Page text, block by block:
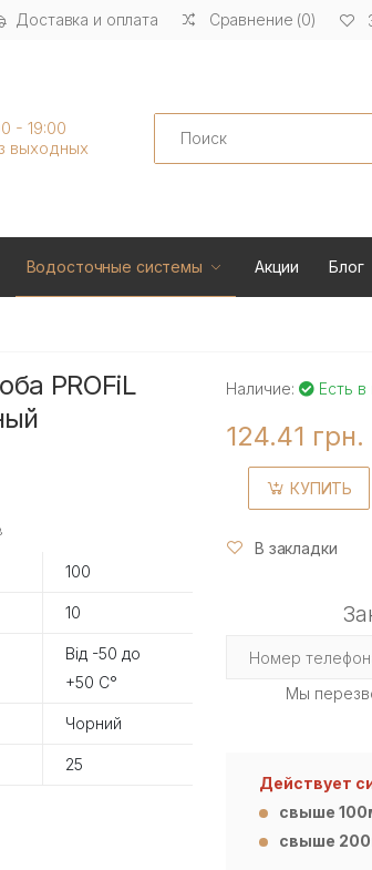
Доставка и оплата Сравнение (0)
- 19:00
выходных
Search
Водосточные системы Акции Блог
PROFiL
100
10
Від -50 до
+50 С°
Чорний
25
Наличие: Есть в
124.41 грн.
КУПИТЬ
В закладки
Мы
Действует
свыше
свыше